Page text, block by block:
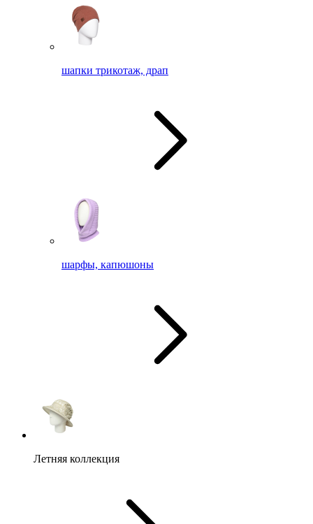
шапки трикотаж, драп
шарфы, капюшоны
Летняя коллекция